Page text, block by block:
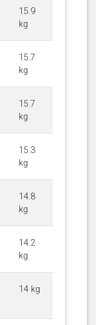
15.9
kg
15.7
kg
15.7
kg
15.3
kg
14.8
kg
14.2
kg
14 kg